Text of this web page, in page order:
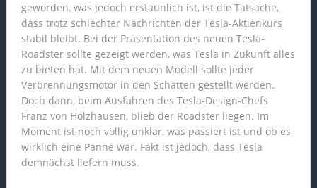
geworden, was jedoch erstaunlich ist, ist die Tatsache,
dass trotz schlechter Nachrichten der Tesla-Aktienkurs
stabil bleibt. Bei der Präsentation des neuen Tesla-
Roadster sollte gezeigt werden, was Tesla in Zukunft alles
zu bieten hat. Mit dem neuen Modell sollte jeder
Verbrennungsmotor in den Schatten gestellt werden.
Doch dann, beim Ausfahren des Tesla-Design-Chefs
Franz von Holzhausen, blieb der Roadster liegen. Im
Moment ist noch völlig unklar, was passiert ist und ob es
wirklich eine Panne war. Fakt ist jedoch, dass Tesla
demnächst liefern muss.